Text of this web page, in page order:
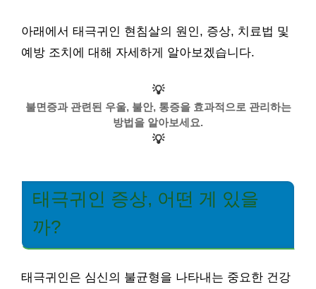
아래에서 태극귀인 현침살의 원인, 증상, 치료법 및
예방 조치에 대해 자세하게 알아보겠습니다.
💡
불면증과 관련된 우울, 불안, 통증을 효과적으로 관리하는
방법을 알아보세요.
💡
태극귀인 증상, 어떤 게 있을
까?
태극귀인은 심신의 불균형을 나타내는 중요한 건강